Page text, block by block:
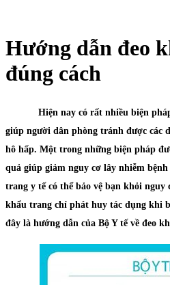
Hướng dẫn đeo
đúng cách
Hiện nay có rất nhiều biện
giúp người dân phòng tránh được các
hô hấp. Một trong những biện pháp
quả giúp giảm nguy cơ lây nhiễm
trang y tế có thể bảo vệ bạn khỏi
khẩu trang chỉ phát huy tác dụng khi
đây là hướng dẫn của Bộ Y tế về đeo